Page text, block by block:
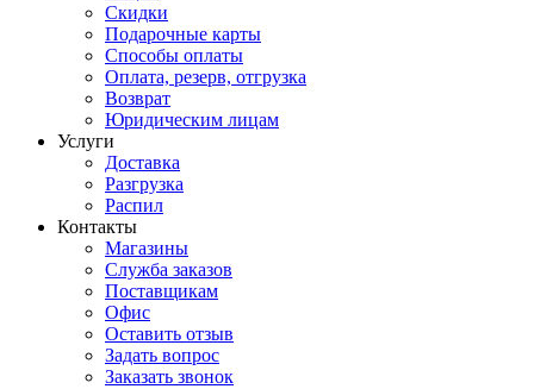
Скидки
Подарочные карты
Способы оплаты
Оплата, резерв, отгрузка
Возврат
Юридическим лицам
Услуги
Доставка
Разгрузка
Распил
Контакты
Магазины
Служба заказов
Поставщикам
Офис
Оставить отзыв
Задать вопрос
Заказать звонок